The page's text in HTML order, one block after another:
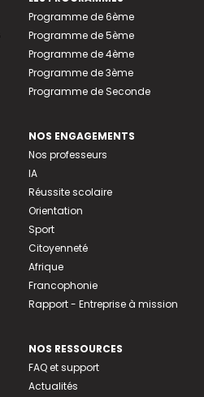
Programme de 6ème
Programme de 5ème
Programme de 4ème
Programme de 3ème
Programme de Seconde
NOS ENGAGEMENTS
Nos professeurs
IA
Réussite scolaire
Orientation
Sport
Citoyenneté
Afrique
Francophonie
Rapport - Entreprise à mission
NOS RESSOURCES
FAQ et support
Actualités